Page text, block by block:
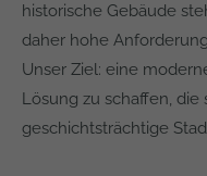
historische Gebäude
daher hohe
Unser Ziel: eine
Lösung zu schaffen, die
geschichtsträchtige